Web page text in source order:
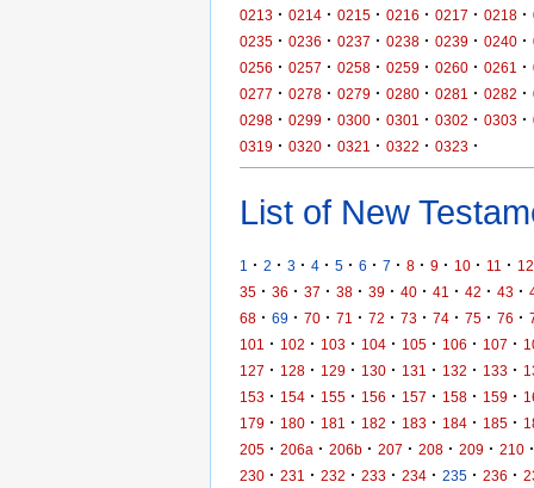
0213 · 0214 · 0215 · 0216 · 0217 · 0218 ·
0235 · 0236 · 0237 · 0238 · 0239 · 0240 ·
0256 · 0257 · 0258 · 0259 · 0260 · 0261 ·
0277 · 0278 · 0279 · 0280 · 0281 · 0282 ·
0298 · 0299 · 0300 · 0301 · 0302 · 0303 ·
0319 · 0320 · 0321 · 0322 · 0323 ·
List of New
1 · 2 · 3 · 4 · 5 · 6 · 7 · 8 · 9 · 10 · 11 · 12
35 · 36 · 37 · 38 · 39 · 40 · 41 · 42 · 43 ·
68 · 69 · 70 · 71 · 72 · 73 · 74 · 75 · 76 ·
101
· 102 · 103 · 104 · 105 · 106 · 107 ·
127 · 128 · 129 · 130 · 131 · 132 · 133 ·
153 · 154 · 155 · 156 · 157 · 158 · 159 ·
179 · 180 · 181 · 182 · 183 · 184 · 185 ·
205 · 206a · 206b · 207 · 208 · 209 · 210 ·
230 · 231 · 232 · 233 · 234 · 235 · 236 ·